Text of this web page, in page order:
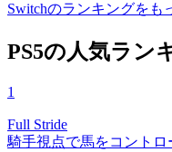
Switchのランキングをも
PS5の人気ラン
1
Full Stride
騎手視点で馬をコント